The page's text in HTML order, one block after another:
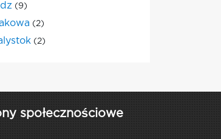
(9)
(2)
(2)
społecznościowe